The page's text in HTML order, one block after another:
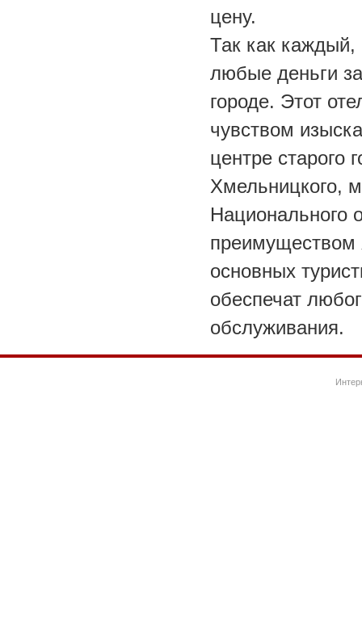
цену.
Так как каждый,
любые деньги
городе. Этот
чувством
центре старого
Хмельницкого,
Национального
преимуществом
основных
обеспечат
обслуживания.